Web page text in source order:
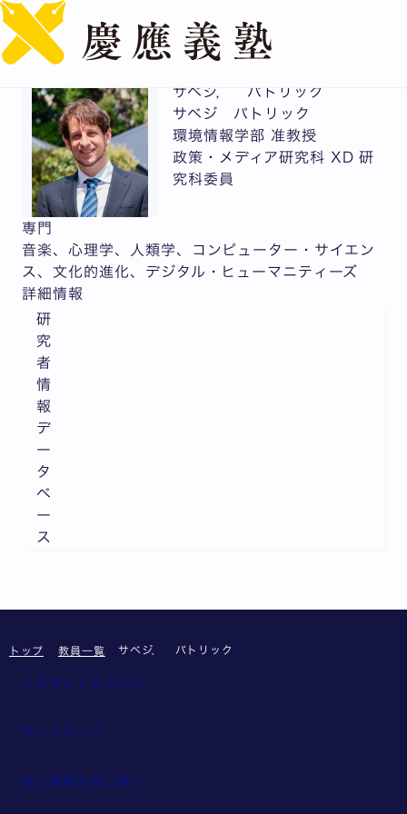
サベジ， パトリック
サベジ パトリック
環境情報学部 准教授
政策・メディア研究科 XD 研
究科委員
専門
音楽、心理学、人類学、コンピューター・サイエン
ス、文化的進化、デジタル・ヒューマニティーズ
詳細情報
研
究
者
情
報
デ
ー
タ
ベ
ー
ス
トップ 教員一覧 サベジ， パトリック
このサイトについて
サイトマップ
個人情報の取り扱い